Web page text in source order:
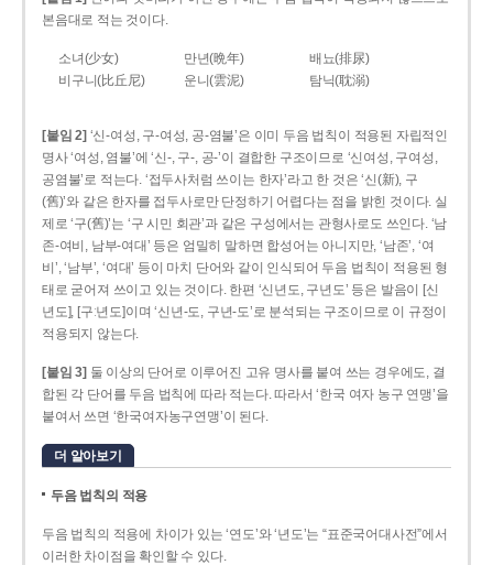
본음대로 적는 것이다.
소녀(少女) 만년(晩年)
배뇨(排尿)
비구니(比丘尼)
운니(雲泥) 탐닉(耽溺)
[붙임 2] ‘신-여성, 구-여성, 공-염불’은 이미 두음 법칙이 적용된 자립적인
명사 ‘여성, 염불’에 ‘신-, 구-, 공-’이 결합한 구조이므로 ‘신여성, 구여성,
공염불’로 적는다. ‘접두사처럼 쓰이는 한자’라고 한 것은 ‘신(新), 구
(舊)’와 같은 한자를 접두사로만 단정하기 어렵다는 점을 밝힌 것이다. 실
제로 ‘구(舊)’는 ‘구 시민 회관’과 같은 구성에서는 관형사로도 쓰인다. ‘남
존­-여비, 남부-­여대’ 등은 엄밀히 말하면 합성어는 아니지만, ‘남존’, ‘여
비’, ‘남부’, ‘여대’ 등이 마치 단어와 같이 인식되어 두음 법칙이 적용된 형
태로 굳어져 쓰이고 있는 것이다. 한편 ‘신년도, 구년도’ 등은 발음이 [신
년도], [구ː년도]이며 ‘신년­-도, 구년-­도’로 분석되는 구조이므로 이 규정이
적용되지 않는다.
[붙임 3] 둘 이상의 단어로 이루어진 고유 명사를 붙여 쓰는 경우에도, 결
합된 각 단어를 두음 법칙에 따라 적는다. 따라서 ‘한국 여자 농구 연맹’을
붙여서 쓰면 ‘한국여자농구연맹’이 된다.
더 알아보기
두음 법칙의 적용
두음 법칙의 적용에 차이가 있는 ‘연도’와 ‘년도’는 “표준국어대사전”에서
이러한 차이점을 확인할 수 있다.